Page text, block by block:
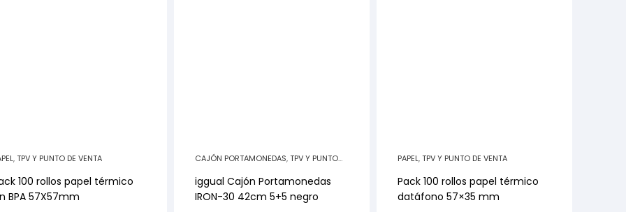
,TPV Y PUNTO DE VENTA
100 rollos papel térmico
BPA 57X57mm
CAJÓN PORTAMONEDAS,TPV Y PUNTO
iggual Cajón Portamonedas
IRON-30 42cm 5+5 negro
PAPEL,TPV Y PUNTO DE VENTA
Pack 100 rollos papel térmico
datáfono 57×35 mm